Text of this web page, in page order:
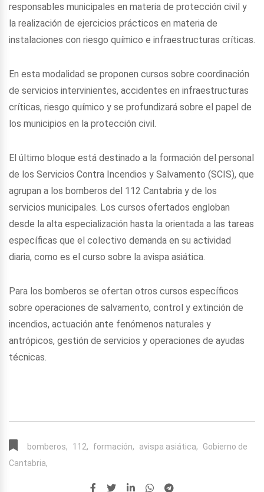
responsables municipales en materia de protección civil y
la realización de ejercicios prácticos en materia de
instalaciones con riesgo químico e infraestructuras críticas.
En esta modalidad se proponen cursos sobre coordinación
de servicios intervinientes, accidentes en infraestructuras
críticas, riesgo químico y se profundizará sobre el papel de
los municipios en la protección civil.
El último bloque está destinado a la formación del personal
de los Servicios Contra Incendios y Salvamento (SCIS), que
agrupan a los bomberos del 112 Cantabria y de los
servicios municipales. Los cursos ofertados engloban
desde la alta especialización hasta la orientada a las tareas
específicas que el colectivo demanda en su actividad
diaria, como es el curso sobre la avispa asiática.
Para los bomberos se ofertan otros cursos específicos
sobre operaciones de salvamento, control y extinción de
incendios, actuación ante fenómenos naturales y
antrópicos, gestión de servicios y operaciones de ayudas
técnicas.
bomberos, 112, formación, avispa asiática,
Gobierno de
Cantabria,